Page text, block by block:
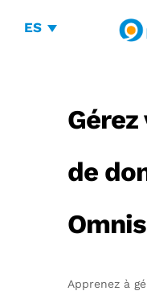
ES
de
Omnis
Apprenez à